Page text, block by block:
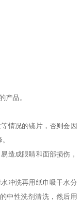
产品。
情况的镜片，否则会因
造成眼睛和面部损伤，
冲洗再用纸巾吸干水分
中性洗剂清洗，然后用